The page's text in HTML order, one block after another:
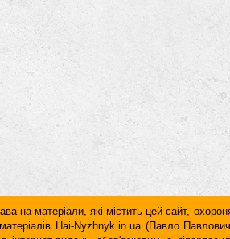
на матеріали, які містить цей сайт,
матерiалiв Hai-Nyzhnyk.in.ua (Павло
iнтернет-видань обов'язковим є
в першому чи в другому абзаці тексту.